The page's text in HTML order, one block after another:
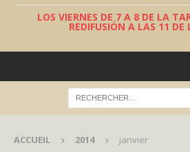
LOS VIERNES DE 7 A 8 DE LA
REDIFUSIÓN A LAS 11 DE
ACCUEIL 2014 janvier